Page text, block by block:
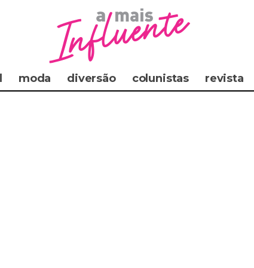
moda diversão colunistas revista